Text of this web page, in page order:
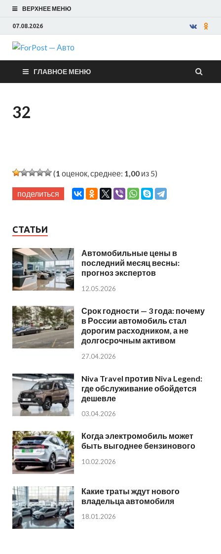
ВЕРХНЕЕ МЕНЮ
07.08.2026
ForPost —
Авто
ГЛАВНОЕ МЕНЮ
32
(1 оценок, среднее: 1,00 из 5)
поделиться
СТАТЬИ
Автомобильные цены в
последний месяц весны:
прогноз экспертов
12.05.2026
Срок годности — 3 года: почему
в России автомобиль стал
дорогим расходником, а не
долгосрочным активом
27.04.2026
Niva Travel против Niva Legend:
где обслуживание обойдется
дешевле
03.04.2026
Когда электромобиль может
быть выгоднее бензинового
10.02.2026
Какие траты ждут нового
владельца автомобиля
18.01.2026